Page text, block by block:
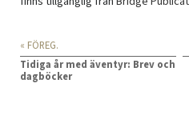
« FÖREG.
Tidiga år med äventyr: Brev och
dagböcker